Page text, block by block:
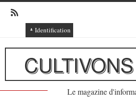
Identification
Connexion
Connexion via Facebook
Inscription
Ajout texte ou poème
Le magazine